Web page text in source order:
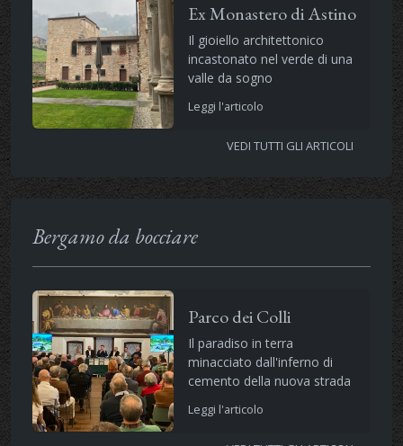
Ex Monastero di Astino
Il gioiello architettonico
incastonato nel verde di una
valle da sogno
Leggi l'articolo
VEDI TUTTI GLI ARTICOLI
Bergamo da bocciare
Parco dei Colli
Il paradiso in terra
minacciato dall'inferno di
cemento della nuova strada
Leggi l'articolo